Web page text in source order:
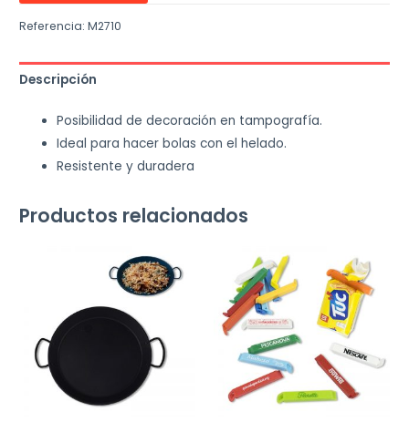
Referencia:M2710
Descripción
Posibilidad de decoración en tampografía.
Ideal para hacer bolas con el helado.
Resistente y duradera
Productos relacionados